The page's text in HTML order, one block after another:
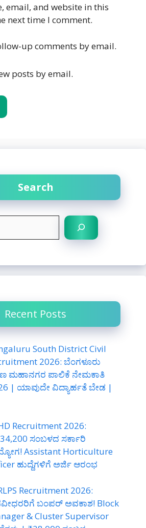
email, and website in this
next time I comment.
up comments by email.
posts by email.
Search
Recent Posts
South District Civil
2026: ಬೆಂಗಳೂರು
ಮಹಾನಗರ ಪಾಲಿಕೆ ನೇಮಕಾತಿ
| ಯಾವುದೇ ವಿದ್ಯಾರ್ಹತೆ ಬೇಡ |
Recruitment 2026:
ಸಂಬಳದ ಸರ್ಕಾರಿ
Assistant Horticulture
ಹುದ್ದೆಗಳಿಗೆ ಅರ್ಜಿ ಆರಂಭ
Recruitment 2026:
ಬಂಪರ್ ಅವಕಾಶ! Block
& Cluster Supervisor